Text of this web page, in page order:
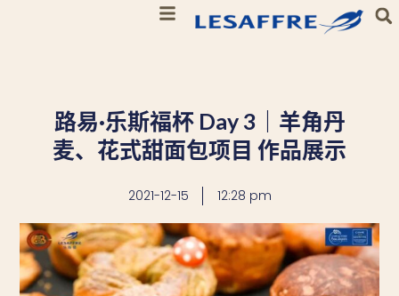
路易·乐斯福杯 Day 3｜羊角丹
麦、花式甜面包项目 作品展示
2021-12-15 12:28 pm